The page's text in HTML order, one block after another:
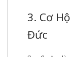
3. Cơ
Đức